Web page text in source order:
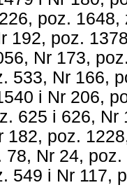
poz.
192, poz.
Nr 173,
533, Nr 166,
i Nr 206,
625 i 626,
182, poz.
78, Nr 24,
549 i Nr 117,